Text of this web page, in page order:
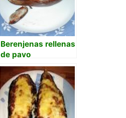
Berenjenas rellenas
de pavo